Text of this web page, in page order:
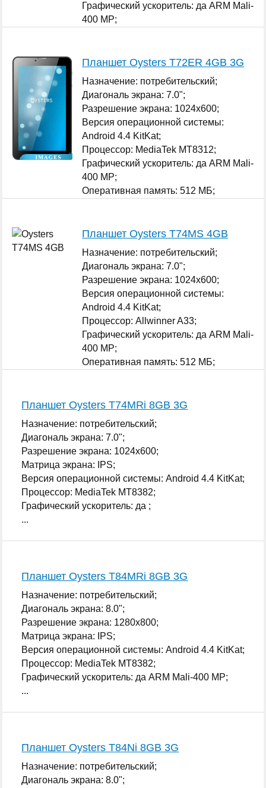
Графический ускоритель: да ARM Mali-
400 MP;
Планшет Oysters T72ER 4GB 3G
Назначение: потребительский;
Диагональ экрана: 7.0";
Разрешение экрана: 1024x600;
Версия операционной системы:
Android 4.4 KitKat;
Процессор: MediaTek MT8312;
Графический ускоритель: да ARM Mali-
400 MP;
Оперативная память: 512 МБ;
Планшет Oysters T74MS 4GB
Назначение: потребительский;
Диагональ экрана: 7.0";
Разрешение экрана: 1024x600;
Версия операционной системы:
Android 4.4 KitKat;
Процессор: Allwinner A33;
Графический ускоритель: да ARM Mali-
400 MP;
Оперативная память: 512 МБ;
Планшет Oysters T74MRi 8GB 3G
Назначение: потребительский;
Диагональ экрана: 7.0";
Разрешение экрана: 1024x600;
Матрица экрана: IPS;
Версия операционной системы: Android 4.4 KitKat;
Процессор: MediaTek MT8382;
Графический ускоритель: да ;
...
Планшет Oysters T84MRi 8GB 3G
Назначение: потребительский;
Диагональ экрана: 8.0";
Разрешение экрана: 1280x800;
Матрица экрана: IPS;
Версия операционной системы: Android 4.4 KitKat;
Процессор: MediaTek MT8382;
Графический ускоритель: да ARM Mali-400 MP;
...
Планшет Oysters T84Ni 8GB 3G
Назначение: потребительский;
Диагональ экрана: 8.0";